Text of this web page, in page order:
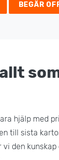
BEGÄR
hjälp med
till sista
den